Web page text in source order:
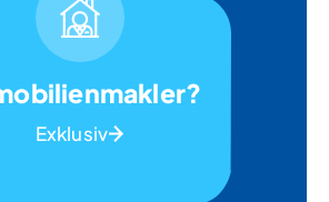
Exklusiv